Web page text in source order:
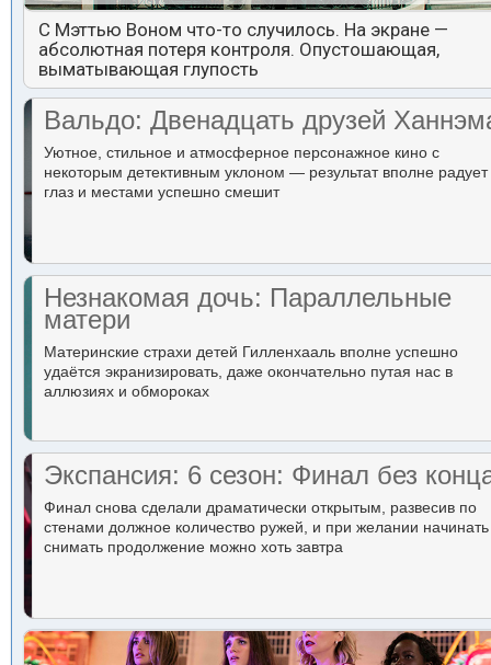
С Мэттью Воном что-то случилось. На экране —
абсолютная потеря контроля. Опустошающая,
выматывающая глупость
Вальдо: Двенадцать друзей
Уютное, стильное и атмосферное персонажное кино с
некоторым детективным уклоном — результат вполне радует
глаз и местами успешно смешит
Незнакомая дочь: Параллельные
матери
Материнские страхи детей Гилленхааль вполне успешно
удаётся экранизировать, даже окончательно путая нас в
аллюзиях и обмороках
Экспансия: 6 сезон: Финал без
Финал снова сделали драматически открытым, развесив по
стенами должное количество ружей, и при желании начинать
снимать продолжение можно хоть завтра